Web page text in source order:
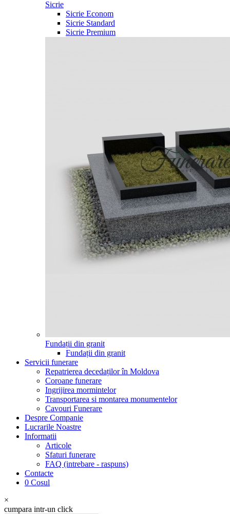
Sicrie
Sicrie Econom
Sicrie Standard
Sicrie Premium
Fundații din granit
Fundații din granit
Servicii funerare
Repatrierea decedaților în Moldova
Coroane funerare
Ingrijirea mormintelor
Transportarea si montarea monumentelor
Cavouri Funerare
Despre Companie
Lucrarile Noastre
Informatii
Articole
Sfaturi funerare
FAQ (intrebare - raspuns)
Contacte
0 Cosul
×
cumpara intr-un click